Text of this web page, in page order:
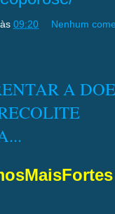
às 09:20 Nenhum
A